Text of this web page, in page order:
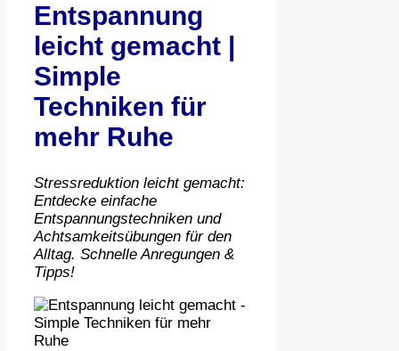
Entspannung
leicht gemacht |
Simple
Techniken für
mehr Ruhe
Stressreduktion leicht gemacht:
Entdecke einfache
Entspannungstechniken und
Achtsamkeitsübungen für den
Alltag. Schnelle Anregungen &
Tipps!